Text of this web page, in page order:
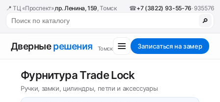
📍 ТЦ «Проспект»,пр. Ленина, 159, Томск ☎+7 (3822) 93-55-76· 935576
🔎
Дверныерешения Томск Записаться на замер
Фурнитура Trade Lock
Ручки, замки, цилиндры, петли и аксессуары